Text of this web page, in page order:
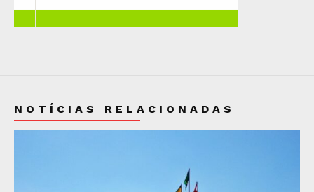
NOTÍCIAS RELACIONADAS